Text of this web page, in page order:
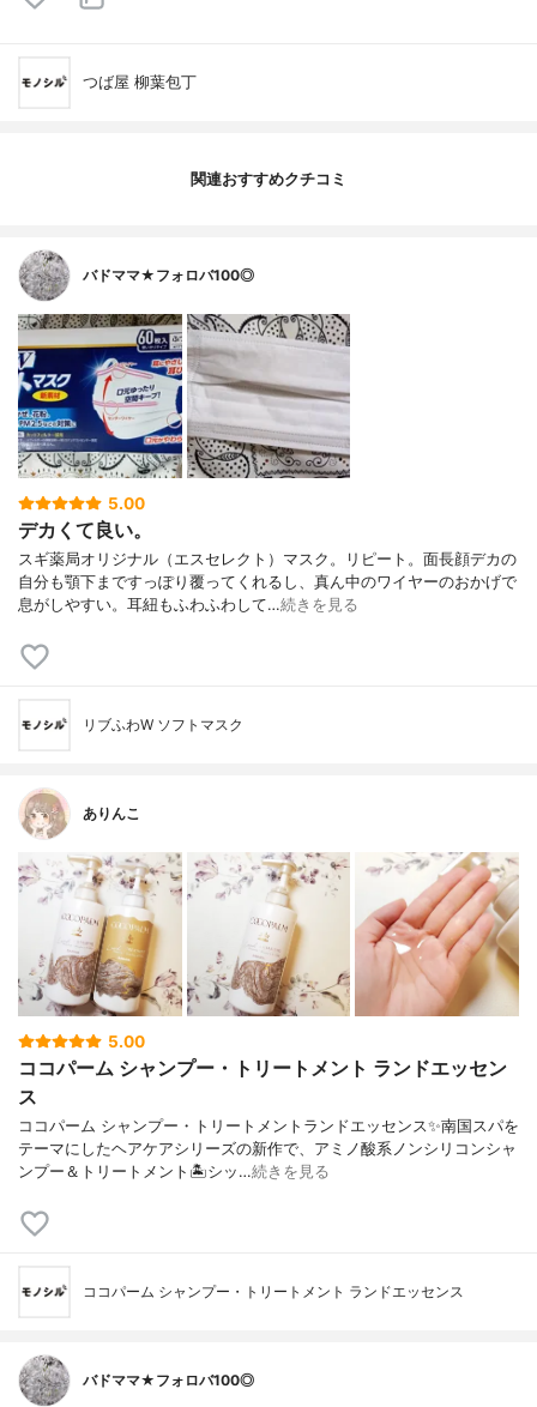
つば屋 柳葉包丁
関連おすすめクチコミ
バドママ★フォロバ100◎
5.00
デカくて良い。
スギ薬局オリジナル（エスセレクト）マスク。リピート。面長顔デカの
自分も顎下まですっぽり覆ってくれるし、真ん中のワイヤーのおかげで
息がしやすい。耳紐もふわふわして…続きを見る
リブふわW ソフトマスク
ありんこ
5.00
ココパーム シャンプー・トリートメント ランドエッセン
ス
ココパーム シャンプー・トリートメントランドエッセンス✨南国スパを
テーマにしたヘアケアシリーズの新作で、アミノ酸系ノンシリコンシャ
ンプー＆トリートメント🏝️シッ…続きを見る
ココパーム シャンプー・トリートメント ランドエッセンス
バドママ★フォロバ100◎